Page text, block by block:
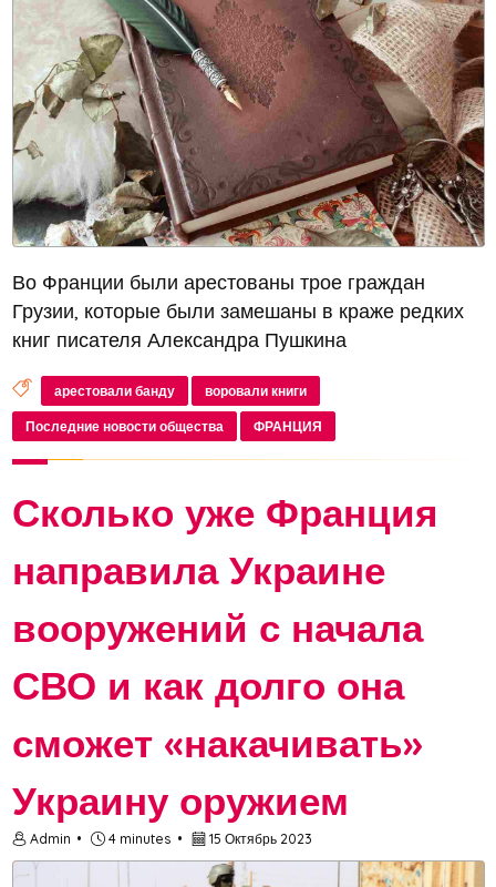
Во Франции были арестованы трое граждан
Грузии, которые были замешаны в краже редких
книг писателя Александра Пушкина
арестовали банду воровали книги
Последние новости общества ФРАНЦИЯ
Сколько уже Франция
направила Украине
вооружений с начала
СВО и как долго она
сможет «накачивать»
Украину оружием
Admin 4 minutes 15 Октябрь 2023